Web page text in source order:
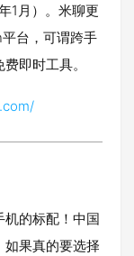
1月）。米聊更
台，可谓跨手
即时工具。
的标配！中国
如果真的要选择